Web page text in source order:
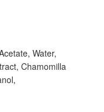
Water,
Chamomilla